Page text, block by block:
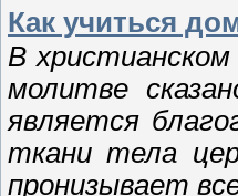
Как учиться
В
молитве
является
ткани тела
пронизывает